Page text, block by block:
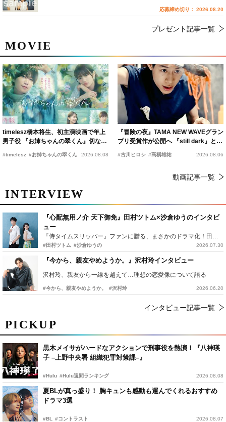
PICKUP
黒木メイサがハードなアクションで刑事役を熱演！『八神瑛
子 –上野中央署 組織犯罪対策課–』
#Hulu #Hulu週間ランキング 2026.08.08
夏BLが真っ盛り！ 胸キュンも感動も運んでくれるおすすめ
ドラマ3選
#BL #コントラスト 2026.08.07
MOVIE
timelesz橋本将生、初主演映画で年上
男子役 『お姉ちゃんの翠くん』切ない
恋の幕開けを予感
#timelesz #お姉ちゃんの翠くん 2026.08.08
『冒険の夜』TAMA NEW WAVEグラン
プリ受賞作が公開へ 『still dark』と同
時上映決定
#古川ヒロシ #髙橋雄祐 2026.08.06
動画記事一覧
INTERVIEW
『心配無用ノ介 天下御免』田村ツトム×沙倉ゆうのインタビ
ュー
『侍タイムスリッパー』ファンに贈る、まさかのドラマ化！田村ツトム×沙倉ゆうのが語る『心配無用ノ介』撮影秘話
#田村ツトム #沙倉ゆうの 2026.07.30
『今から、親友やめようか。』沢村玲インタビュー
沢村玲、親友から一線を越えて…理想の恋愛像について語る
#今から、親友やめようか。 #沢村玲 2026.06.20
インタビュー記事一覧
応募締め切り： 2026.08.20
プレゼント記事一覧